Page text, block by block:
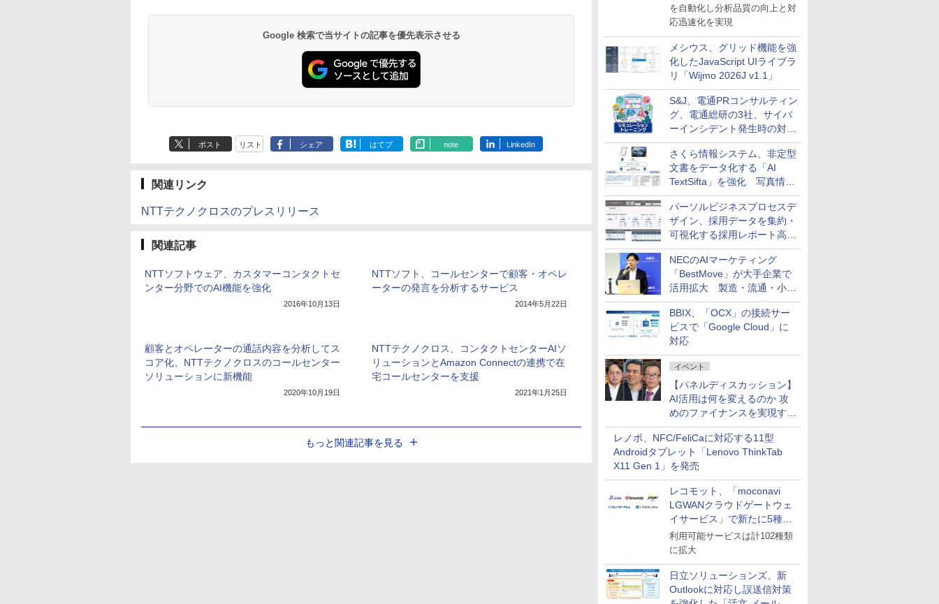
を自動化し分析品質の向上と対
応迅速化を実現
メシウス、グリッド機能を強
化したJavaScript UIライブラ
リ「Wijmo 2026J v1.1」
S&J、電通PRコンサルティン
グ、電通総研の3社、サイバ
ーインシデント発生時の対応
と危機管理広報を一体的に訓
練するプログラムを提供
さくら情報システム、非定型
文書をデータ化する「AI
TextSifta」を強化 写真情報
のデータ化などに対応
パーソルビジネスプロセスデ
ザイン、採用データを集約・
可視化する採用レポート高速
化サービスを提供
NECのAIマーケティング
「BestMove」が大手企業で
活用拡大 製造・流通・小売
企業・広告代理店などが実装
フェーズへ
BBIX、「OCX」の接続サー
ビスで「Google Cloud」に
対応
イベント
【パネルディスカッション】
AI活用は何を変えるのか 攻
めのファイナンスを実現する
業務設計とマインドセット変
革
レノボ、NFC/FeliCaに対応する11型
Androidタブレット「Lenovo ThinkTab
X11 Gen 1」を発売
レコモット、「moconavi
LGWANクラウドゲートウェ
イサービス」で新たに5種類
のサービスと連携開始
利用可能サービスは計102種類
に拡大
日立ソリューションズ、新
Outlookに対応し誤送信対策
Google 検索で当サイトの記事を優先表示させる
ポスト リスト シェア はてブ note LinkedIn
関連リンク
NTTテクノクロスのプレスリリース
関連記事
NTTソフトウェア、カスタマーコンタクトセ
ンター分野でのAI機能を強化
2016年10月13日
NTTソフト、コールセンターで顧客・オペレ
ーターの発言を分析するサービス
2014年5月22日
顧客とオペレーターの通話内容を分析してス
コア化、NTTテクノクロスのコールセンター
ソリューションに新機能
2020年10月19日
NTTテクノクロス、コンタクトセンターAIソ
リューションとAmazon Connectの連携で在
宅コールセンターを支援
2021年1月25日
もっと関連記事を見る